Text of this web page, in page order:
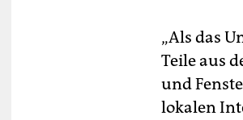
„Als das
Teile aus
und
lokalen